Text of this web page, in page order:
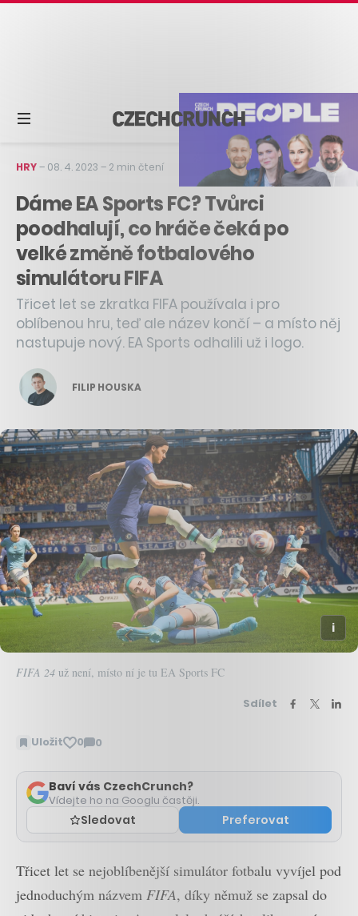
HRY– 08. 4. 2023 – 2 min čtení
Dáme EA Sports FC? Tvůrci
poodhalují, co hráče čeká po
velké změně fotbalového
simulátoru FIFA
Třicet let se zkratka FIFA používala i pro
oblíbenou hru, teď ale název končí – a místo něj
nastupuje nový. EA Sports odhalili už i logo.
FILIP HOUSKA
FIFA 24 už není, místo ní je tu EA Sports FC
Sdílet
Uložit 0 0
Zobrazit
Baví vás CzechCrunch?
Vídejte ho na Googlu častěji.
Sledovat Preferovat
Třicet let se nejoblíbenější simulátor fotbalu vyvíjel pod
jednoduchým názvem FIFA, díky němuž se zapsal do